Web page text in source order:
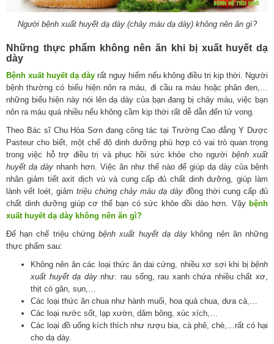
Người bệnh xuất huyết dạ dày (chảy máu dạ dày) không nên ăn gì?
Những thực phẩm không nên ăn khi bị xuất huyết dạ
dày
Bệnh xuất huyết dạ dày rất nguy hiểm nếu không điều trị kịp thời. Người
bệnh thường có biểu hiện nôn ra máu, đi cầu ra máu hoặc phân đen,…
những biểu hiện này nói lên dạ dày của bạn đang bị chảy máu, việc bạn
nôn ra máu quá nhiều nếu không cầm kịp thời rất dễ dẫn đến tử vong.
Theo Bác sĩ Chu Hòa Sơn đang công tác tại Trường Cao đẳng Y Dược
Pasteur cho biết, một chế độ dinh dưỡng phù hợp có vai trò quan trọng
trong việc hỗ trợ điều trị và phục hồi sức khỏe cho người bệnh xuất
huyết dạ dày nhanh hơn. Việc ăn như thế nào để giúp dạ dày của bệnh
nhân giảm tiết axit dịch vù và cung cấp đủ chất dinh dưỡng, giúp làm
lành vết loét, giảm triệu chứng chảy máu dạ dày đồng thời cung cấp đủ
chất dinh dưỡng giúp cơ thể bạn có sức khỏe dồi dào hơn. Vậy bệnh
xuất huyết dạ dày không nên ăn gì?
Để hạn chế triệu chứngbệnh xuất huyết dạ dày không nên ăn những
thực phẩm sau:
Không nên ăn các loại thức ăn dai cứng, nhiều xơ sợi khi bị bệnh
xuất huyết dạ dàynhư: rau sống, rau xanh chứa nhiều chất xơ,
thịt có gân, sụn,…
Các loại thức ăn chua như hành muối, hoa quả chua, dưa cà,…
Các loại nước sốt, lạp xườn, dăm bông, xúc xích,…
Các loại đồ uống kích thích như rượu bia, cà phê, chè,…rất có hại
cho dạ dày.